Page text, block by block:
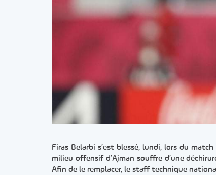
Firas Belarbi s’est blessé, lundi, lors du
milieu offensif d’Ajman souffre d’une
Afin de le remplacer, le staff technique